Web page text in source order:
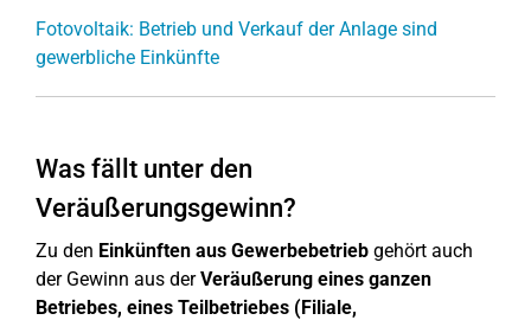
Fotovoltaik: Betrieb und Verkauf der Anlage sind
gewerbliche Einkünfte
Was fällt unter den
Veräußerungsgewinn?
Zu den Einkünften aus Gewerbebetrieb gehört auch
der Gewinn aus derVeräußerung eines ganzen
Betriebes, eines Teilbetriebes (Filiale,